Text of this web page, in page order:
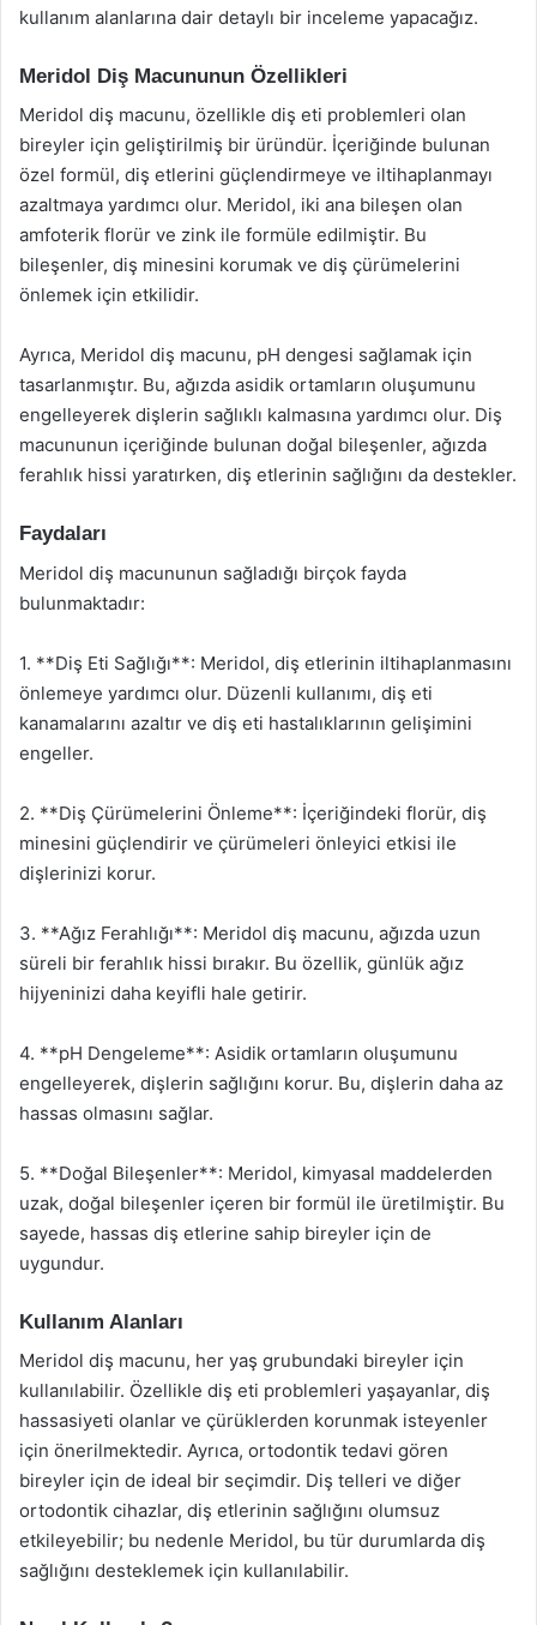
kullanım alanlarına dair detaylı bir inceleme yapacağız.
Meridol Diş Macununun Özellikleri
Meridol diş macunu, özellikle diş eti problemleri olan
bireyler için geliştirilmiş bir üründür. İçeriğinde bulunan
özel formül, diş etlerini güçlendirmeye ve iltihaplanmayı
azaltmaya yardımcı olur. Meridol, iki ana bileşen olan
amfoterik florür ve zink ile formüle edilmiştir. Bu
bileşenler, diş minesini korumak ve diş çürümelerini
önlemek için etkilidir.
Ayrıca, Meridol diş macunu, pH dengesi sağlamak için
tasarlanmıştır. Bu, ağızda asidik ortamların oluşumunu
engelleyerek dişlerin sağlıklı kalmasına yardımcı olur. Diş
macununun içeriğinde bulunan doğal bileşenler, ağızda
ferahlık hissi yaratırken, diş etlerinin sağlığını da destekler.
Faydaları
Meridol diş macununun sağladığı birçok fayda
bulunmaktadır:
1. **Diş Eti Sağlığı**: Meridol, diş etlerinin iltihaplanmasını
önlemeye yardımcı olur. Düzenli kullanımı, diş eti
kanamalarını azaltır ve diş eti hastalıklarının gelişimini
engeller.
2. **Diş Çürümelerini Önleme**: İçeriğindeki florür, diş
minesini güçlendirir ve çürümeleri önleyici etkisi ile
dişlerinizi korur.
3. **Ağız Ferahlığı**: Meridol diş macunu, ağızda uzun
süreli bir ferahlık hissi bırakır. Bu özellik, günlük ağız
hijyeninizi daha keyifli hale getirir.
4. **pH Dengeleme**: Asidik ortamların oluşumunu
engelleyerek, dişlerin sağlığını korur. Bu, dişlerin daha az
hassas olmasını sağlar.
5. **Doğal Bileşenler**: Meridol, kimyasal maddelerden
uzak, doğal bileşenler içeren bir formül ile üretilmiştir. Bu
sayede, hassas diş etlerine sahip bireyler için de
uygundur.
Kullanım Alanları
Meridol diş macunu, her yaş grubundaki bireyler için
kullanılabilir. Özellikle diş eti problemleri yaşayanlar, diş
hassasiyeti olanlar ve çürüklerden korunmak isteyenler
için önerilmektedir. Ayrıca, ortodontik tedavi gören
bireyler için de ideal bir seçimdir. Diş telleri ve diğer
ortodontik cihazlar, diş etlerinin sağlığını olumsuz
etkileyebilir; bu nedenle Meridol, bu tür durumlarda diş
sağlığını desteklemek için kullanılabilir.